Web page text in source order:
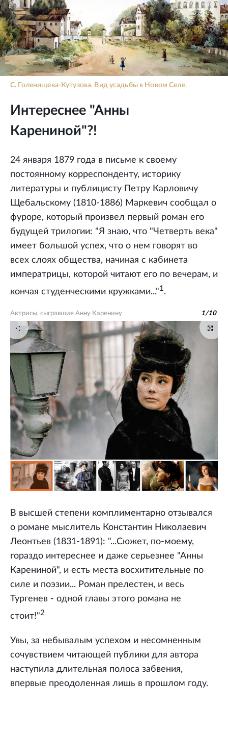
С. Голенищева-Кутузова. Вид усадьбы в Новом Селе.
Интереснее "Анны
Карениной"?!
24 января 1879 года в письме к своему
постоянному корреспонденту, историку
литературы и публицисту Петру Карловичу
Щебальскому (1810-1886) Маркевич сообщал о
фуроре, который произвел первый роман его
будущей трилогии: "Я знаю, что "Четверть века"
имеет большой успех, что о нем говорят во
всех слоях общества, начиная с кабинета
императрицы, которой читают его по вечерам, и
кончая студенческими кружками..."1 .
Актрисы, сыгравшие Анну Каренину 1/10
В высшей степени комплиментарно отзывался
о романе мыслитель Константин Николаевич
Леонтьев (1831-1891): "...Сюжет, по-моему,
гораздо интереснее и даже серьезнее "Анны
Карениной", и есть места восхитительные по
силе и поэзии... Роман прелестен, и весь
Тургенев - одной главы этого романа не
стоит!"2
Увы, за небывалым успехом и несомненным
сочувствием читающей публики для автора
наступила длительная полоса забвения,
впервые преодоленная лишь в прошлом году.